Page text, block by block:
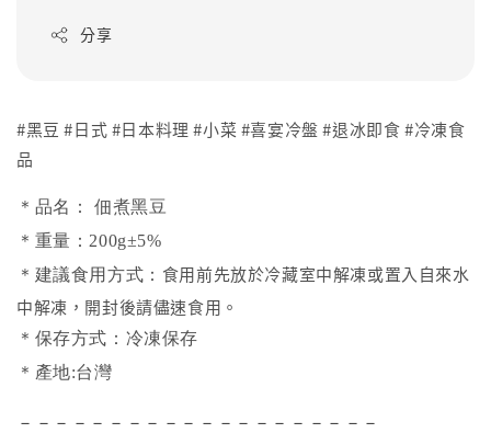
分享
#黑豆 #日式 #日本料理 #小菜 #喜宴冷盤 #退冰即食 #冷凍食
品
＊品名： 佃煮黑豆
＊重量：200g±5%
＊建議食用方式： 食用前先放於冷藏室中解凍或置入自來水
中解凍，開封後請儘速食用。
＊保存方式：冷凍保存
＊產地:台灣
－－－－－－－－－－－－－－－－－－－－